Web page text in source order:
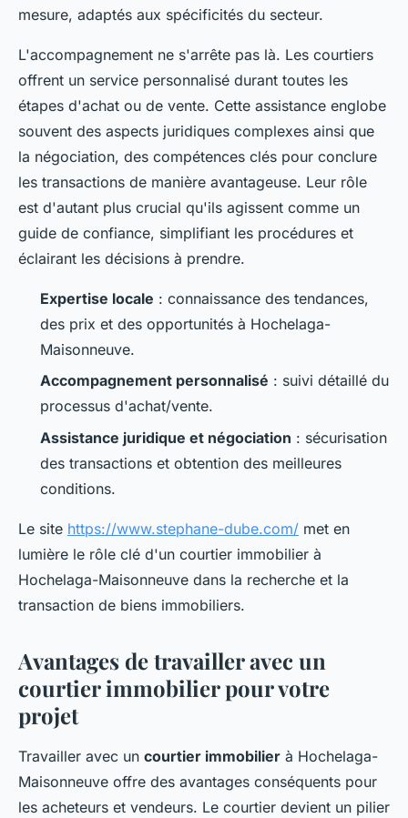
mesure, adaptés aux spécificités du secteur.
L'accompagnement ne s'arrête pas là. Les courtiers
offrent un service personnalisé durant toutes les
étapes d'achat ou de vente. Cette assistance englobe
souvent des aspects juridiques complexes ainsi que
la négociation, des compétences clés pour conclure
les transactions de manière avantageuse. Leur rôle
est d'autant plus crucial qu'ils agissent comme un
guide de confiance, simplifiant les procédures et
éclairant les décisions à prendre.
Expertise locale : connaissance des tendances,
des prix et des opportunités à Hochelaga-
Maisonneuve.
Accompagnement personnalisé : suivi détaillé du
processus d'achat/vente.
Assistance juridique et négociation : sécurisation
des transactions et obtention des meilleures
conditions.
Le site https://www.stephane-dube.com/ met en
lumière le rôle clé d'un courtier immobilier à
Hochelaga-Maisonneuve dans la recherche et la
transaction de biens immobiliers.
Avantages de travailler avec un
courtier immobilier pour votre
projet
Travailler avec un courtier immobilier à Hochelaga-
Maisonneuve offre des avantages conséquents pour
les acheteurs et vendeurs. Le courtier devient un pilier